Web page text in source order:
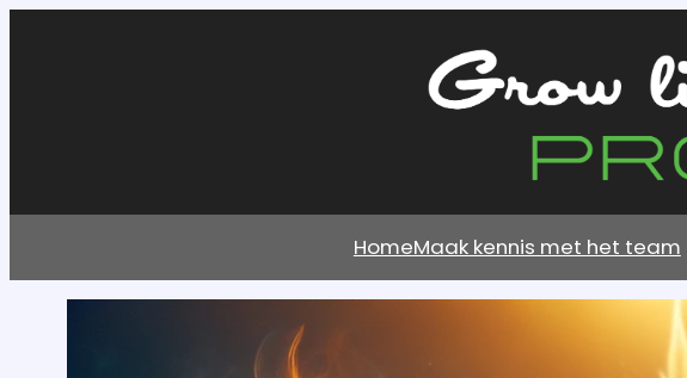
HomeMaak kennis met het team